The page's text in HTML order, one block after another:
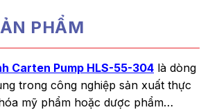
PHẨM
Carten Pump HLS-55-304 là dòng
trong công nghiệp sản xuất thực
mỹ phẩm hoặc dược phẩm…